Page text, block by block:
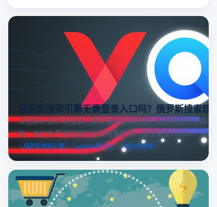
俄罗斯搜索引擎无需登录入口吗？俄罗斯搜索软
深度解析俄罗斯搜索引擎免登录访问机制！云登电商浏览器
拟，通过多开浏览器与指纹隔离技术，安全采集Yandex、
跨境电商本土化运营。
俄罗斯搜索引擎 yandex是什么 指纹浏览器